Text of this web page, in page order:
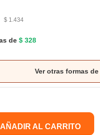
$ 1.434
de $ 328
Ver otras formas
AÑADIR AL CARRITO